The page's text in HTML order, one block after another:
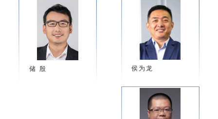
储 殷 侯为龙